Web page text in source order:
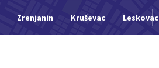
Zrenjanin Kruševac Leskovac